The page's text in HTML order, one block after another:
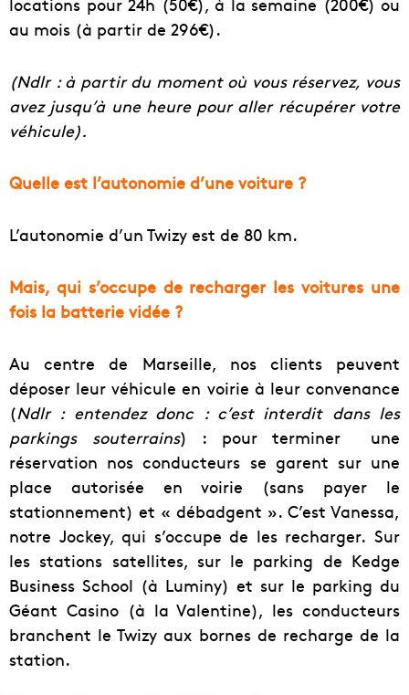
au mois (à partir de 296€).
(Ndlr : à partir du moment où vous réservez, vous
avez jusqu’à une heure pour aller récupérer votre
véhicule).
Quelle est l’autonomie d’une voiture ?
L’autonomie d’un Twizy est de 80 km.
Mais, qui s’occupe de recharger les voitures une
fois la batterie vidée ?
Au centre de Marseille, nos clients peuvent
déposer leur véhicule en voirie à leur convenance
(Ndlr : entendez donc : c’est interdit dans les
parkings souterrains) : pour terminer une
réservation nos conducteurs se garent sur une
place autorisée en voirie (sans payer le
stationnement) et « débadgent ». C’est Vanessa,
notre Jockey, qui s’occupe de les recharger. Sur
les stations satellites, sur le parking de Kedge
Business School (à Luminy) et sur le parking du
Géant Casino (à la Valentine), les conducteurs
branchent le Twizy aux bornes de recharge de la
station.